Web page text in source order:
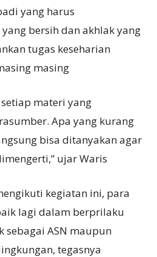
yang harus
bersih dan akhlak yang
tugas keseharian
masing
materi yang
Apa yang kurang
bisa ditanyakan agar
ujar Waris
kegiatan ini, para
lagi dalam berprilaku
ASN maupun
tegasnya